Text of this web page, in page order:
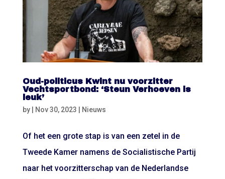
Oud-politicus Kwint nu voorzitter
Vechtsportbond: ‘Steun Verhoeven is
leuk’
by Nov 30, 2023 Nieuws
Of het een grote stap is van een zetel in de
Tweede Kamer namens de Socialistische Partij
naar het voorzitterschap van de Nederlandse